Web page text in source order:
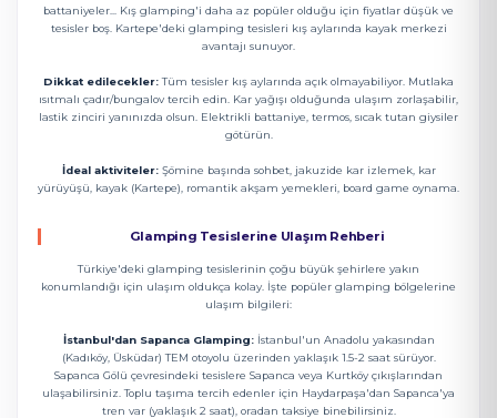
battaniyeler... Kış glamping'i daha az popüler olduğu için fiyatlar düşük ve
tesisler boş. Kartepe'deki glamping tesisleri kış aylarında kayak merkezi
avantajı sunuyor.
Dikkat edilecekler:Tüm tesisler kış aylarında açık olmayabiliyor. Mutlaka
ısıtmalı çadır/bungalov tercih edin. Kar yağışı olduğunda ulaşım zorlaşabilir,
lastik zinciri yanınızda olsun. Elektrikli battaniye, termos, sıcak tutan giysiler
götürün.
İdeal aktiviteler:Şömine başında sohbet, jakuzide kar izlemek, kar
yürüyüşü, kayak (Kartepe), romantik akşam yemekleri, board game oynama.
Glamping Tesislerine Ulaşım Rehberi
Türkiye'deki glamping tesislerinin çoğu büyük şehirlere yakın
konumlandığı için ulaşım oldukça kolay. İşte popüler glamping bölgelerine
ulaşım bilgileri:
İstanbul'dan Sapanca Glamping:İstanbul'un Anadolu yakasından
(Kadıköy, Üsküdar) TEM otoyolu üzerinden yaklaşık 1.5-2 saat sürüyor.
Sapanca Gölü çevresindeki tesislere Sapanca veya Kurtköy çıkışlarından
ulaşabilirsiniz. Toplu taşıma tercih edenler için Haydarpaşa'dan Sapanca'ya
tren var (yaklaşık 2 saat), oradan taksiye binebilirsiniz.